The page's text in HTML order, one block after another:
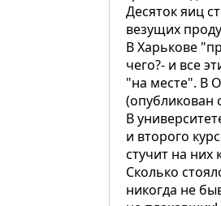
Десяток яиц
везущих
В Харькове
чего?- и все
"на месте". В
(опубликован
В
и второго
стучит на них
Сколько
никогда не